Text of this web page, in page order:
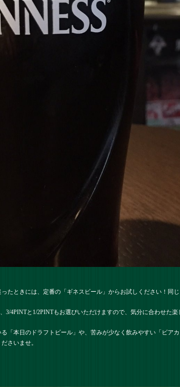
たときには、定番の「ギネスビール」からお試しください！同
3/4PINTと1/2PINTもお選びいただけますので、気分に合わせた楽
「本日のドラフトビール」や、苦みが少なく飲みやすい「ビア
さいませ。